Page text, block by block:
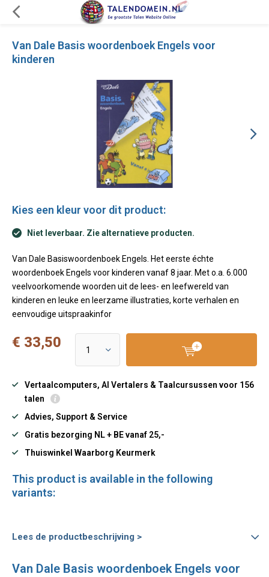
Van Dale Basis woordenboek Engels voor
kinderen
Kies een kleur voor dit product:
Niet leverbaar. Zie alternatieve producten.
Van Dale Basiswoordenboek Engels. Het eerste échte
woordenboek Engels voor kinderen vanaf 8 jaar. Met o.a. 6.000
veelvoorkomende woorden uit de lees- en leefwereld van
kinderen en leuke en leerzame illustraties, korte verhalen en
eenvoudige uitspraakinfor
€ 33,50
Vertaalcomputers, AI Vertalers & Taalcursussen voor 156
talen
Advies, Support & Service
Gratis bezorging NL + BE vanaf 25,-
Thuiswinkel Waarborg Keurmerk
This product is available in the following
variants:
Lees de productbeschrijving >
Van Dale Basis woordenboek Engels voor